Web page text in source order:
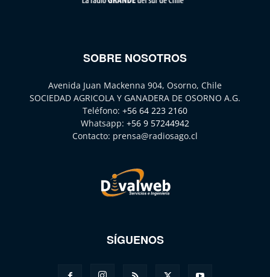
SOBRE NOSOTROS
Avenida Juan Mackenna 904, Osorno, Chile
SOCIEDAD AGRICOLA Y GANADERA DE OSORNO A.G.
Teléfono: +56 64 223 2160
Whatsapp: +56 9 57244942
Contacto: prensa@radiosago.cl
SÍGUENOS